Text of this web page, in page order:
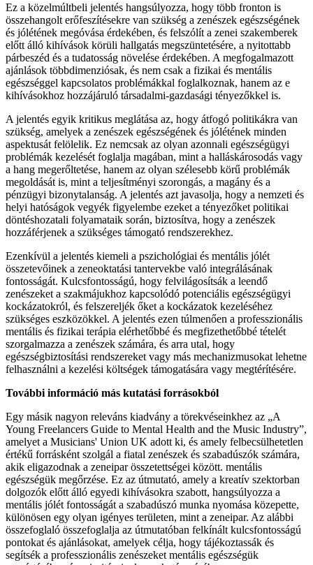
Ez a közelmúltbeli jelentés hangsúlyozza, hogy több fronton is
összehangolt erőfeszítésekre van szükség a zenészek egészségének
és jólétének megóvása érdekében, és felszólít a zenei szakemberek
előtt álló kihívások körüli hallgatás megszüntetésére, a nyitottabb
párbeszéd és a tudatosság növelése érdekében. A megfogalmazott
ajánlások többdimenziósak, és nem csak a fizikai és mentális
egészséggel kapcsolatos problémákkal foglalkoznak, hanem az e
kihívásokhoz hozzájáruló társadalmi-gazdasági tényezőkkel is.
A jelentés egyik kritikus meglátása az, hogy átfogó politikákra van
szükség, amelyek a zenészek egészségének és jólétének minden
aspektusát felölelik. Ez nemcsak az olyan azonnali egészségügyi
problémák kezelését foglalja magában, mint a halláskárosodás vagy
a hang megerőltetése, hanem az olyan szélesebb körű problémák
megoldását is, mint a teljesítményi szorongás, a magány és a
pénzügyi bizonytalanság. A jelentés azt javasolja, hogy a nemzeti és
helyi hatóságok vegyék figyelembe ezeket a tényezőket politikai
döntéshozatali folyamataik során, biztosítva, hogy a zenészek
hozzáférjenek a szükséges támogató rendszerekhez.
Ezenkívül a jelentés kiemeli a pszichológiai és mentális jólét
összetevőinek a zeneoktatási tantervekbe való integrálásának
fontosságát. Kulcsfontosságú, hogy felvilágosítsák a leendő
zenészeket a szakmájukhoz kapcsolódó potenciális egészségügyi
kockázatokról, és felszereljék őket a kockázatok kezeléséhez
szükséges eszközökkel. A jelentés ezen túlmenően a professzionális
mentális és fizikai terápia elérhetőbbé és megfizethetőbbé tételét
szorgalmazza a zenészek számára, és arra utal, hogy
egészségbiztosítási rendszereket vagy más mechanizmusokat lehetne
felhasználni a kezelési költségek támogatására vagy megtérítésére.
További információ más kutatási forrásokból
Egy másik nagyon releváns kiadvány a törekvéseinkhez az „A
Young Freelancers Guide to Mental Health and the Music Industry”,
amelyet a Musicians' Union UK adott ki, és amely felbecsülhetetlen
értékű forrásként szolgál a fiatal zenészek és szabadúszók számára,
akik eligazodnak a zeneipar összetettségei között. mentális
egészségük megőrzése. Ez az útmutató, amely a kreatív szektorban
dolgozók előtt álló egyedi kihívásokra szabott, hangsúlyozza a
mentális jólét fontosságát a szabadúszó munka nyomása közepette,
különösen egy olyan igényes területen, mint a zeneipar. Az alábbi
összefoglaló összefoglalja az útmutatóban felkínált kulcsfontosságú
pontokat és ajánlásokat, amelyek célja, hogy tájékoztassák és
segítsék a professzionális zenészeket mentális egészségük